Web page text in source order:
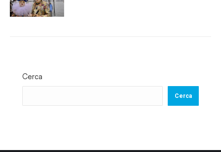
Cerca
Cerca